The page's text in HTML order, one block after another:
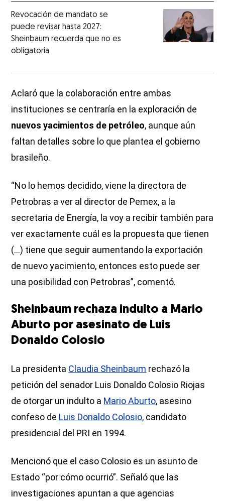
Revocación de mandato se
puede revisar hasta 2027:
Sheinbaum recuerda que no es
obligatoria
Aclaró que la colaboración entre ambas
instituciones se centraría en la exploración de
nuevos yacimientos de petróleo, aunque aún
faltan detalles sobre lo que plantea el gobierno
brasileño.
“No lo hemos decidido, viene la directora de
Petrobras a ver al director de Pemex, a la
secretaria de Energía, la voy a recibir también para
ver exactamente cuál es la propuesta que tienen
(...) tiene que seguir aumentando la exportación
de nuevo yacimiento, entonces esto puede ser
una posibilidad con Petrobras”, comentó.
Sheinbaum rechaza indulto a Mario
Aburto por asesinato de Luis
Donaldo Colosio
La presidenta Claudia Sheinbaum rechazó la
petición del senador Luis Donaldo Colosio Riojas
de otorgar un indulto a Mario Aburto, asesino
confeso de Luis Donaldo Colosio, candidato
presidencial del PRI en 1994.
Mencionó que el caso Colosio es un asunto de
Estado “por cómo ocurrió”. Señaló que las
investigaciones apuntan a que agencias